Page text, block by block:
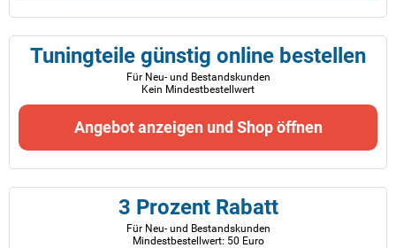
Tuningteile günstig online bestellen
Für Neu- und Bestandskunden
Kein Mindestbestellwert
Angebot anzeigen und Shop öffnen
3 Prozent Rabatt
Für Neu- und Bestandskunden
Mindestbestellwert: 50 Euro